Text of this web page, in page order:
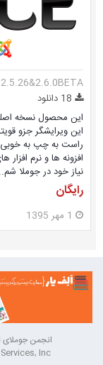
این ویرایشگر جزو
راست به چپ به خوبی
افزونه ها و نرم
نیاز خود در جوملا
رایگان
1 مهر 1395
انجمن جوملای ایران از سال
Inc.